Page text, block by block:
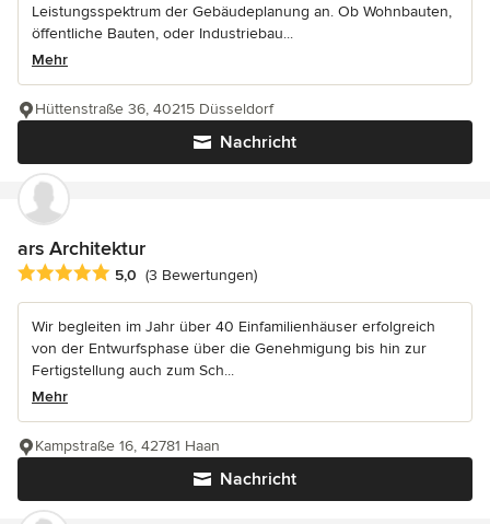
Leistungsspektrum der Gebäudeplanung an. Ob Wohnbauten,
öffentliche Bauten, oder Industriebau...
Mehr
Nachricht
Hüttenstraße 36, 40215 Düsseldorf
ars Architektur
Durchschnittliche Bewertung: 5 von 5 Sternen
5,0 (3 Bewertungen)
Wir begleiten im Jahr über 40 Einfamilienhäuser erfolgreich
von der Entwurfsphase über die Genehmigung bis hin zur
Fertigstellung auch zum Sch...
Mehr
Nachricht
Kampstraße 16, 42781 Haan